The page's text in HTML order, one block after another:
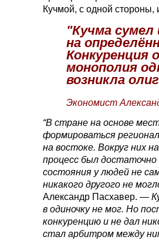
Кучмой, с одной стороны,
"Кучма сумел
на
Конкуренция
монополия
возникла
Экономист
“В стране на основе
формироваться
на востоке. Вокруг них
процесс был достаточно
состояния у людей не
никакого другого не
Александр Пасхавер. —
в одиночку не мог. Но
конкуренцию и не дал
стал арбитром между